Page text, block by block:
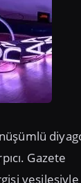
Gazete
vesilesiyle